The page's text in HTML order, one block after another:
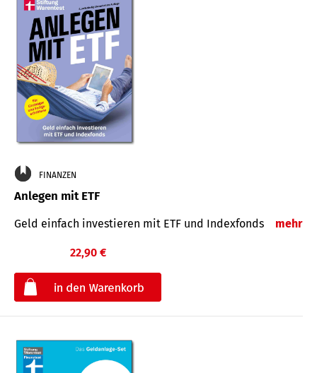
FINANZEN
Anlegen mit ETF
Geld einfach investieren mit ETF und Indexfonds mehr
22,90 €